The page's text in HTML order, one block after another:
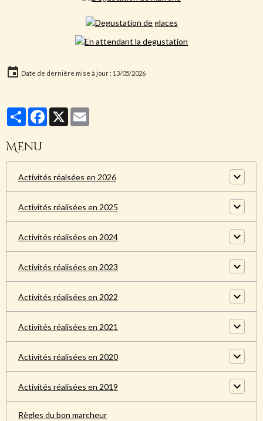
Date de dernière mise à jour : 13/05/2026
PartagerFacebook
X
Menu
Activités réalsées en 2026
Activités réalisées en 2025
Activités réalisées en 2024
Activités réalisées en 2023
Activités réalisées en 2022
Activités réalisées en 2021
Activités réalisées en 2020
Activités réalisées en 2019
Règles du bon marcheur